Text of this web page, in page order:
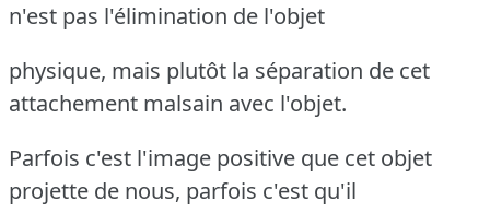
n'est pas l'élimination de l'objet
physique, mais plutôt la séparation de cet
attachement malsain avec l'objet.
Parfois c'est l'image positive que cet objet
projette de nous, parfois c'est qu'il